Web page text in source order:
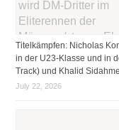
Titelkämpfen: Nicholas
in der U23-Klasse und in
Track) und Khalid
July 22, 2026